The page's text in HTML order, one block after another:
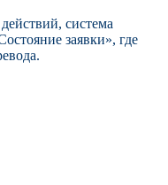
система
заявки», где